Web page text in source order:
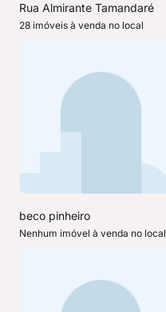
Rua Almirante Tamandaré
28 imóveis à venda no local
beco pinheiro
Nenhum imóvel à venda no local